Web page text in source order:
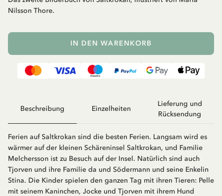
Nilsson Thore.
IN DEN WARENKORB
Beschreibung Einzelheiten
Lieferung und
Rücksendung
Ferien auf Saltkrokan sind die besten Ferien. Langsam wird es
wärmer auf der kleinen Schäreninsel Saltkrokan, und Familie
Melchersson ist zu Besuch auf der Insel. Natürlich sind auch
Tjorven und ihre Familie da und Södermann und seine Enkelin
Stina. Die Kinder spielen den ganzen Tag mit ihren Tieren: Pelle
mit seinem Kaninchen, Jocke und Tjorven mit ihrem Hund